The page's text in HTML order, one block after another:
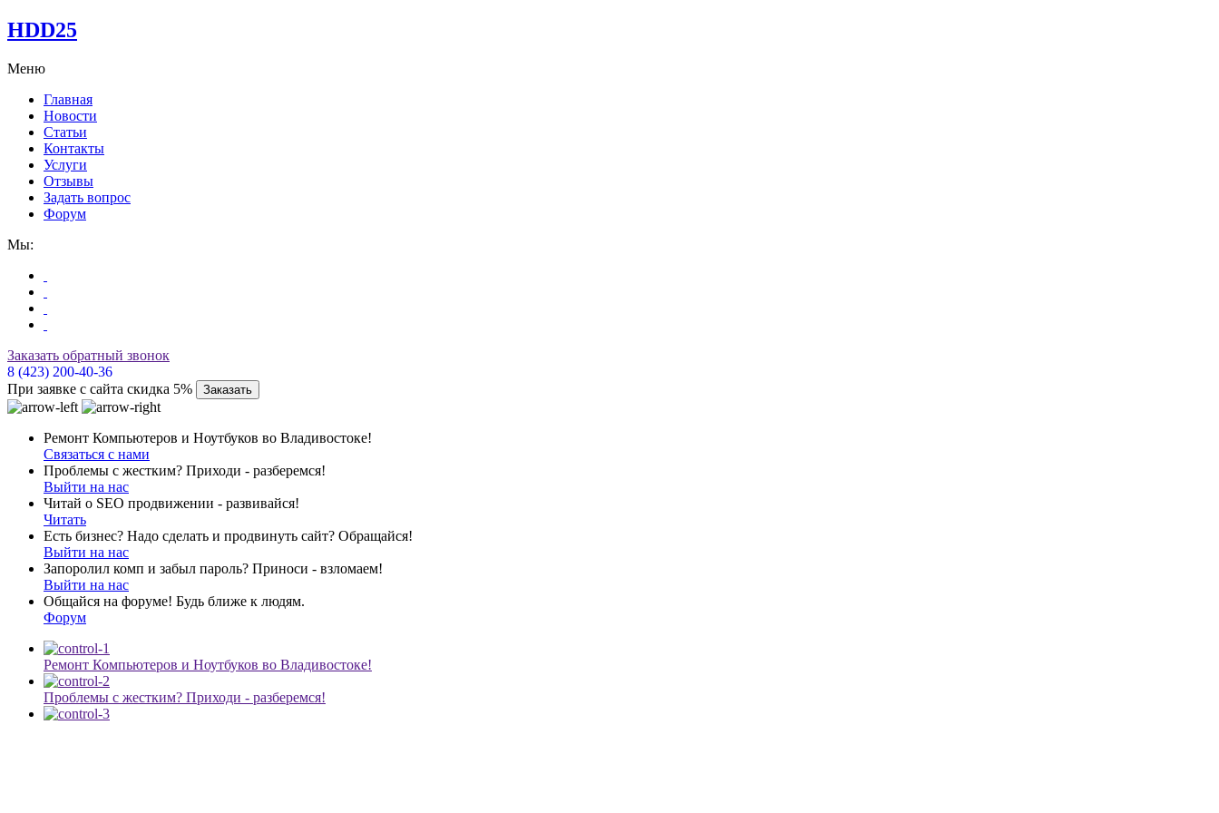
HDD25
Меню
Главная
Новости
Статьи
Контакты
Услуги
Отзывы
Задать вопрос
Форум
Мы:
Заказать обратный звонок
8 (423) 200-40-36
При заявке с сайта скидка 5%
Заказать
Ремонт Компьютеров и Ноутбуков во Владивостоке!
Связаться с нами
Проблемы с жестким? Приходи - разберемся!
Выйти на нас
Читай о SEO продвижении - развивайся!
Читать
Есть бизнес? Надо сделать и продвинуть сайт? Обращайся!
Выйти на нас
Запоролил комп и забыл пароль? Приноси - взломаем!
Выйти на нас
Общайся на форуме! Будь ближе к людям.
Форум
Ремонт Компьютеров и Ноутбуков во Владивостоке!
Проблемы с жестким? Приходи - разберемся!